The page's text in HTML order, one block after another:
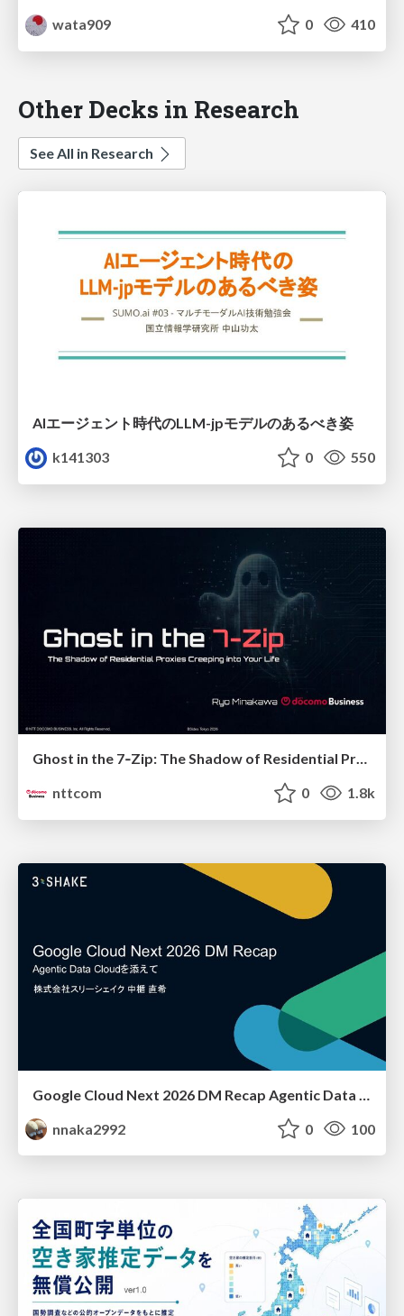
wata909
0 410
Other Decks in Research
See All in Research
AIエージェント時代のLLM-jpモデルのあるべき姿
k141303
0 550
Ghost in the 7‑Zip: The Shadow of Residential Proxies Creeping into Your Life
nttcom
0 1.8k
nnaka2992
0 100